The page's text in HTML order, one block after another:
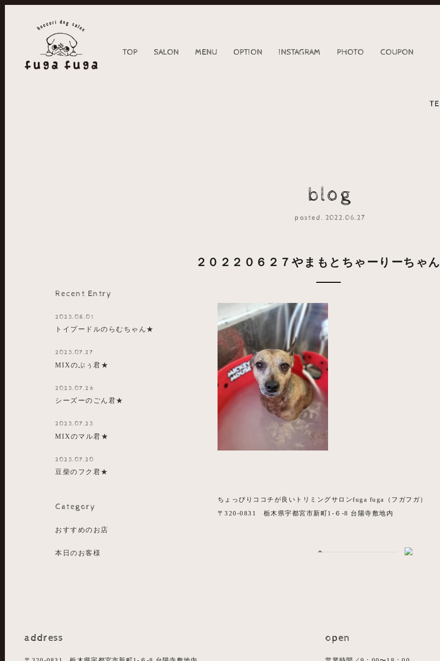
TOP SALON MENU OPTION INSTAGRAM PHOTO COUPON
blog
posted. 2022.06.27
２０２２０６２７やまもとちゃーりーちゃ
ちょっぴりココチが良いトリミングサロンfuga fuga（フガフガ）
〒320-0831 栃木県宇都宮市新町1-６-8 台陽寺敷地内
Recent Entry
2023.08.01
トイプードルのらむちゃん★
2023.07.27
MIXのぷぅ君★
2023.07.26
シーズーのごん君★
2023.07.23
MIXのマル君★
2023.07.20
豆柴のフク君★
Category
おすすめのお店
本日のお客様
address open